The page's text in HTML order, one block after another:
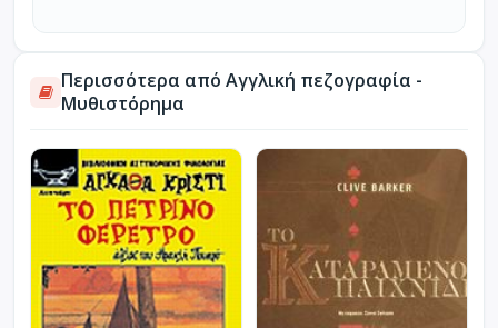
Περισσότερα από Αγγλική πεζογραφία -
Μυθιστόρημα